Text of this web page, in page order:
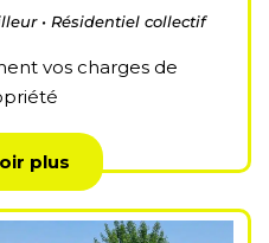
• Résidentiel collectif
vos charges de
plus